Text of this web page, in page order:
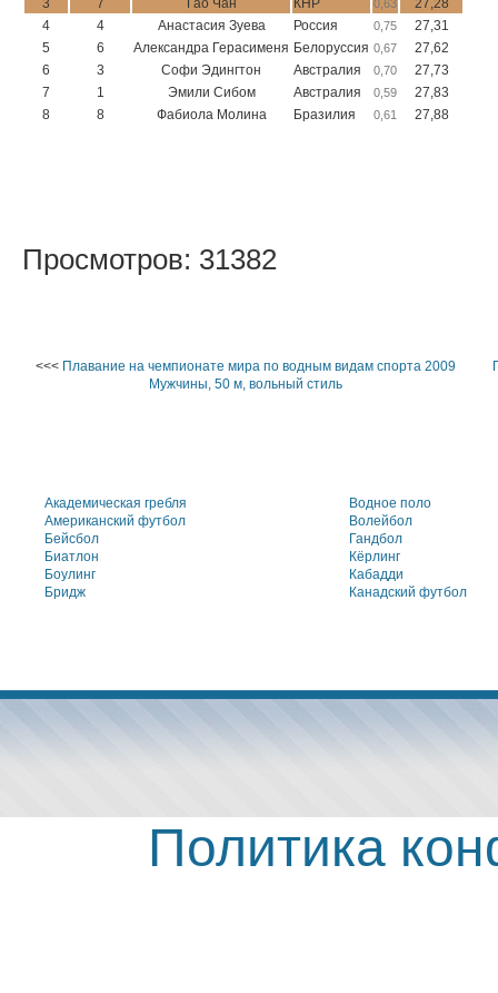
3
7 Гао Чан КНР 0,63
27,28
4
4 Анастасия Зуева Россия 0,75
27,31
5
6 Александра Герасименя Белоруссия 0,67
27,62
6
3 Софи Эдингтон Австралия 0,70
27,73
7
1 Эмили Сибом Австралия 0,59
27,83
8
8 Фабиола Молина Бразилия 0,61 27,88
Просмотров: 31382
<<< Плавание на чемпионате мира по водным видам спорта 2009
Мужчины, 50 м, вольный стиль
Академическая гребля
Американский футбол
Бейсбол
Биатлон
Боулинг
Бридж
Водное поло
Волейбол
Гандбол
Кёрлинг
Кабадди
Канадский футбол
Политика